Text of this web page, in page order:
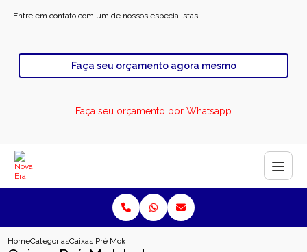
Entre em contato com um de nossos especialistas!
Faça seu orçamento agora mesmo
Faça seu orçamento por Whatsapp
HomeCategoriasCaixas Pré Moldadas